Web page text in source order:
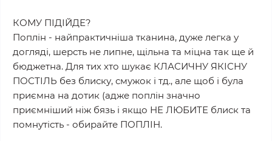
КОМУ ПІДІЙДЕ?
Поплін - найпрактичніша тканина, дуже легка у
догляді, шерсть не липне, щільна та міцна так ще й
бюджетна. Для тих хто шукає КЛАСИЧНУ ЯКІСНУ
ПОСТІЛЬ без блиску, смужок і тд., але щоб і була
приємна на дотик (адже поплін значно
приємніший ніж бязь і якщо НЕ ЛЮБИТЕ блиск та
помнутість - обирайте ПОПЛІН.